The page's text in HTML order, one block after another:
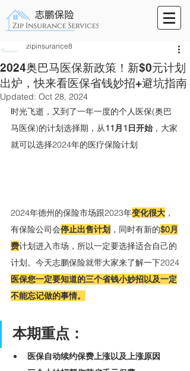
2024奥巴马医保新政策！新$0元计划
出炉，快来看医保省钱妙招+避坑指南
zipinsurance8
Updated: Oct 28, 2024
时光飞逝，又到了一年一度的个人医保(奥巴
马医保)的计划选择期，从11月1日开始 ，大家
就可以选择2024年的医疗保险计划
2024年德州的保险市场跟2023年变化很大 ，
有保险公司会停止出售计划 ，同时有新的$0月
费计划进入市场，所以一定要选择适合自己的
计划。今天志鹏保险就带大家来了解一下2024
医保您一定要知道的三个省钱小妙招以及一定
不能忘记做的事情。
本期重点：
医保自动续约保费上涨以及上涨原因